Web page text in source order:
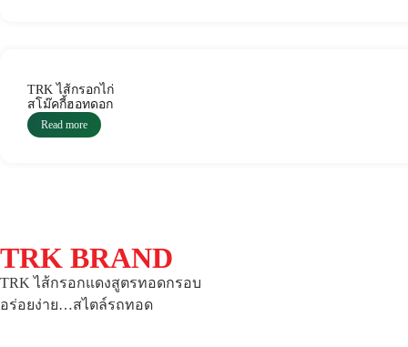
TRK ไส้กรอกไก่
สโม๊คกี้ฮอทดอก
Read more
TRK BRAND
TRK ไส้กรอกแดงสูตรทอดกรอบ
อร่อยง่าย…สไตล์รถทอด